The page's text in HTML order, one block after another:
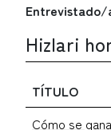
Entrevistado/
Hizlari
TÍTULO
Cómo se